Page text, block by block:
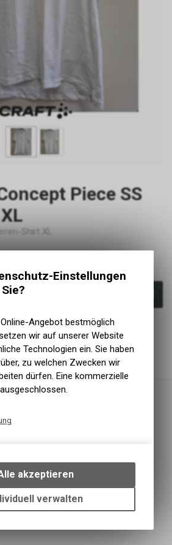
Piece SS
Shirt XL
In den Warenkorb
& Bike World
World
Einstellungen
Angebot bestmöglich
wir auf unserer Website
Technologien ein. Sie haben
zu welchen Zwecken wir
dürfen. Eine kommerzielle
bestimmte Interaktionen und
Einstellungen auf Ihrem Gerät,
die grundlegenden
unseres Online-
akzeptieren
verwalten